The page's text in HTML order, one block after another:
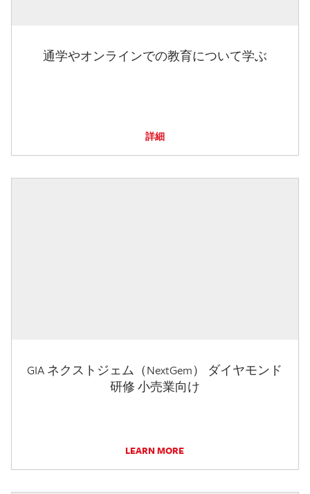
通学やオンラインでの教育について学ぶ
詳細
GIA ネクストジェム（NextGem） ダイヤモンド
研修 小売業向け
LEARN MORE